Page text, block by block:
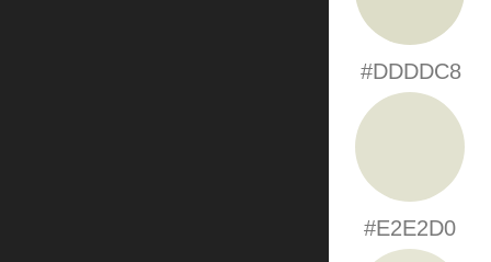
#DDDDC8
#E2E2D0